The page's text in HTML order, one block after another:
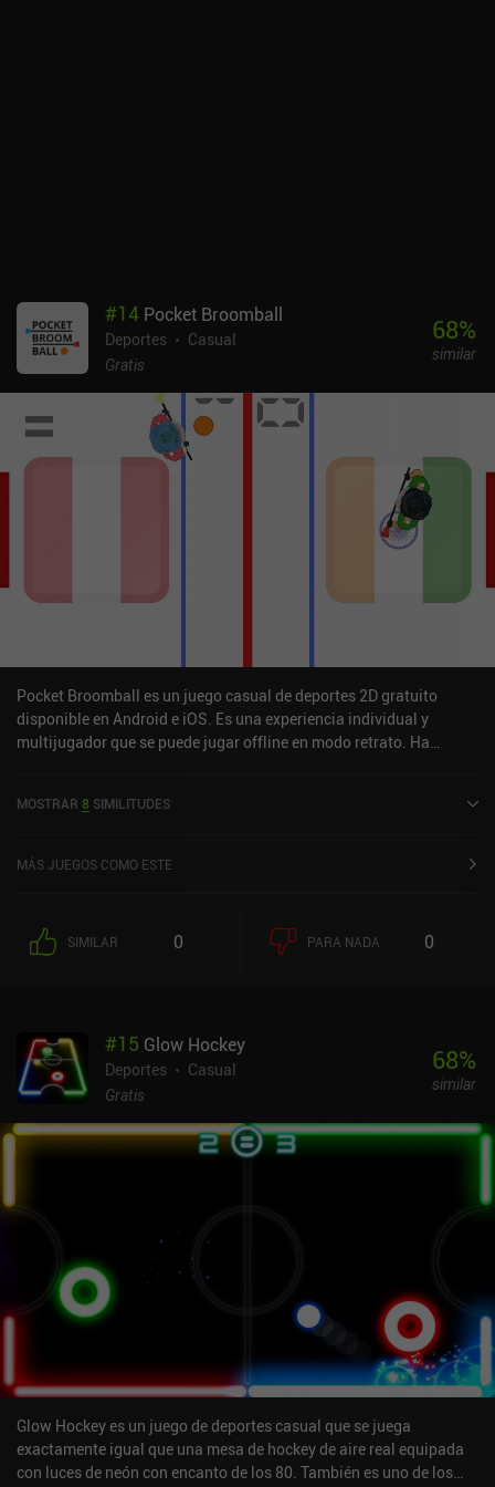
#14 Pocket Broomball
Deportes
Casual
Gratis
68%
similar
Pocket Broomball es un juego casual de deportes 2D gratuito
disponible en Android e iOS. Es una experiencia individual y
multijugador que se puede jugar offline en modo retrato. Ha
actual de 5 sobre 5,0 en Google Play y de 5 sobre 5,0 en la App
MOSTRAR 8 SIMILITUDES
MÁS JUEGOS COMO ESTE
SIMILAR 0 PARA NADA 0
#15 Glow Hockey
Deportes
Casual
Gratis
68%
similar
Glow Hockey es un juego de deportes casual que se juega
exactamente igual que una mesa de hockey de aire real equipada
con luces de neón con encanto de los 80. También es uno de los